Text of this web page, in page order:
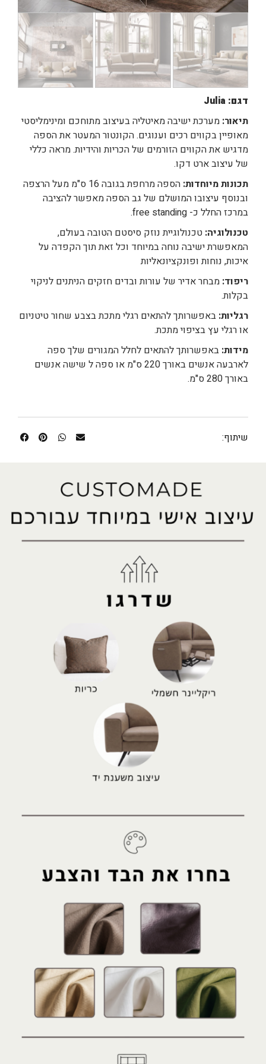
דגם: Julia
תיאור: מערכת ישיבה מאיטליה בעיצוב מתוחכם ומינימליסטי
מאופיין בקווים רכים וענוגים. הקונטור המעטר את הספה
מדגיש את הקווים הזורמים של הכריות והידיות. מראה כללי
של עיצוב ארט דקו.
תכונות מיוחדות:
הספה מרחפת בגובה 16 ס"מ מעל הרצפה
ובנוסף עיצובו המושלם של גב הספה מאפשר להציבה
במרכז החלל כ- free standing.
טכנולוגיה: טכנולוגיית נוזק סיסטם הטובה בעולם,
המאפשרת ישיבה נוחה במיוחד וכל זאת תוך הקפדה על
איכות, נוחות ופונקציונאליות
ריפוד: מבחר אדיר של עורות ובדים חזקים הניתנים לניקוי
בקלות.
רגליות: באפשרותך להתאים רגלי מתכת בצבע שחור טיטניום
או רגלי עץ בציפוי מתכת.
מידות: באפשרותך להתאים לחלל המגורים שלך ספה
לארבעה אנשים באורך 220 ס"מ או ספה ל שישה אנשים
באורך 280 ס"מ.
שיתוף: